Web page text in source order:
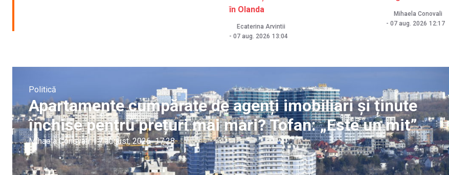
în Olanda
Ecaterina Arvintii
- 07 aug. 2026 13:04
Mihaela Conovali
- 07 aug. 2026 12:17
Politică
Apartamente cumpărate de agenți imobiliari și ținute
închise pentru prețuri mai mari? Tofan: „Este un mit”
Mihaela Conovali | 7 august, 2026 17:28